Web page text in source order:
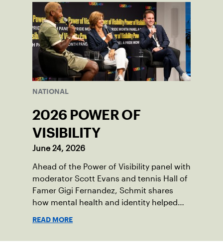
NATIONAL
2026 POWER OF
VISIBILITY
June 24, 2026
Ahead of the Power of Visibility panel with
moderator Scott Evans and tennis Hall of
Famer Gigi Fernandez, Schmit shares
how mental health and identity helped
READ MORE